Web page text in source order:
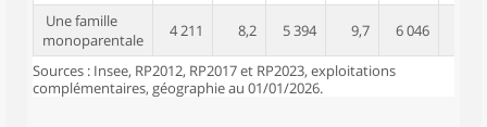
Une famille
monoparentale
4 211 8,2 5 394 9,7 6 046
Sources : Insee, RP2012, RP2017 et RP2023, exploitations
complémentaires, géographie au 01/01/2026.